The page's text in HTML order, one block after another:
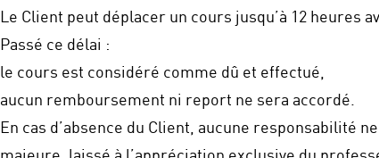
Le Client peut déplacer un cours jusqu’à 12 heures
Passé ce délai :
le cours est considéré comme dû et effectué,
aucun remboursement ni report ne sera accordé.
En cas d’absence du Client, aucune responsabilité